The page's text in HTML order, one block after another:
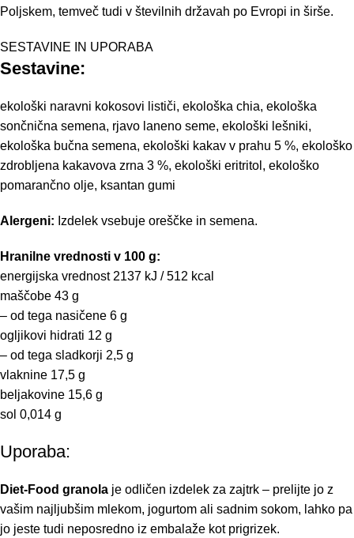
Poljskem, temveč tudi v številnih državah po Evropi in širše.
SESTAVINE IN UPORABA
Sestavine:
ekološki naravni kokosovi lističi, ekološka chia, ekološka
sončnična semena, rjavo laneno seme, ekološki lešniki,
ekološka bučna semena, ekološki kakav v prahu 5 %, ekološko
zdrobljena kakavova zrna 3 %, ekološki eritritol, ekološko
pomarančno olje, ksantan gumi
Alergeni: Izdelek vsebuje oreščke in semena.
Hranilne vrednosti v 100 g:
energijska vrednost 2137 kJ / 512 kcal
maščobe 43 g
– od tega nasičene 6 g
ogljikovi hidrati 12 g
– od tega sladkorji 2,5 g
vlaknine 17,5 g
beljakovine 15,6 g
sol 0,014 g
Uporaba:
Diet-Food granola je odličen izdelek za zajtrk – prelijte jo z
vašim najljubšim mlekom, jogurtom ali sadnim sokom, lahko pa
jo jeste tudi neposredno iz embalaže kot prigrizek.